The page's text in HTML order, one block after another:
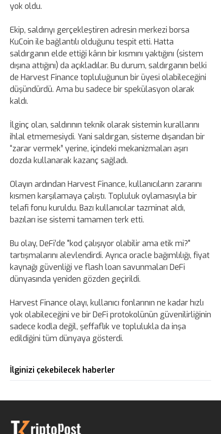
yok oldu.
Ekip, saldırıyı gerçekleştiren adresin merkezi borsa
KuCoin ile bağlantılı olduğunu tespit etti. Hatta
saldırganın elde ettiği kârın bir kısmını yaktığını (sistem
dışına attığını) da açıkladılar. Bu durum, saldırganın belki
de Harvest Finance topluluğunun bir üyesi olabileceğini
düşündürdü. Ama bu sadece bir spekülasyon olarak
kaldı.
İlginç olan, saldırının teknik olarak sistemin kurallarını
ihlal etmemesiydi. Yani saldırgan, sisteme dışarıdan bir
“zarar vermek” yerine, içindeki mekanizmaları aşırı
dozda kullanarak kazanç sağladı.
Olayın ardından Harvest Finance, kullanıcıların zararını
kısmen karşılamaya çalıştı. Topluluk oylamasıyla bir
telafi fonu kuruldu. Bazı kullanıcılar tazminat aldı,
bazıları ise sistemi tamamen terk etti.
Bu olay, DeFi’de "kod çalışıyor olabilir ama etik mi?"
tartışmalarını alevlendirdi. Ayrıca oracle bağımlılığı, fiyat
kaynağı güvenliği ve flash loan savunmaları DeFi
dünyasında yeniden gözden geçirildi.
Harvest Finance olayı, kullanıcı fonlarının ne kadar hızlı
yok olabileceğini ve bir DeFi protokolünün güvenilirliğinin
sadece kodla değil, şeffaflık ve toplulukla da inşa
edildiğini tüm dünyaya gösterdi.
İlginizi çekebilecek haberler